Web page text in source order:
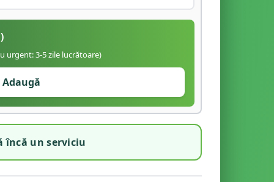
urgent: 3-5 zile lucrătoare)
Adaugă
încă un serviciu